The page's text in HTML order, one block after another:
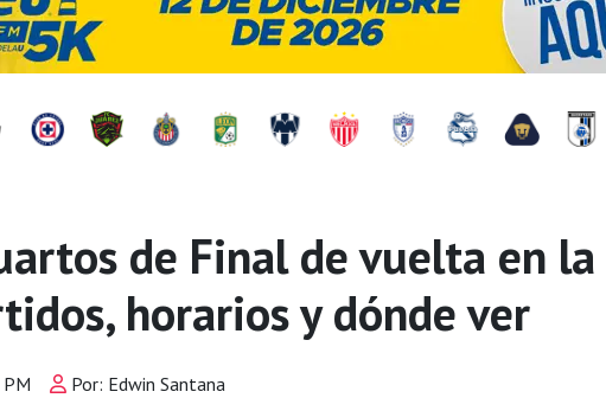
de Final de vuelta en la
horarios y dónde ver
PM Por: Edwin Santana